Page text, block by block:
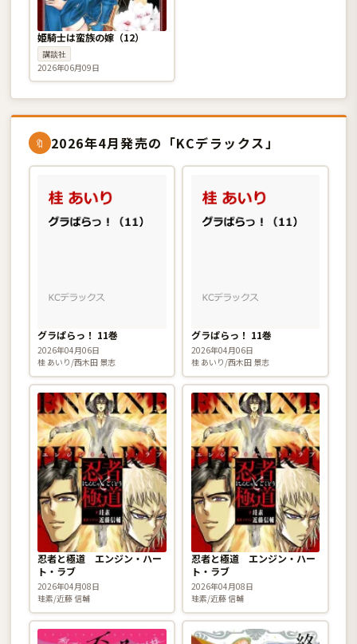
姫騎士は蛮族の嫁（12）
講談社
2026年06月09日
🔖 2026年4月発売の「KCデラックス」
グラぱらっ！ 11巻
2026年04月06日
桂 あいり/西木田 景志
グラぱらっ！ 11巻
2026年04月06日
桂 あいり/西木田 景志
忍者と極道 エンジン・ハー
ト・ラブ
2026年04月08日
珪素/近藤 信輔
忍者と極道 エンジン・ハー
ト・ラブ
2026年04月08日
珪素/近藤 信輔